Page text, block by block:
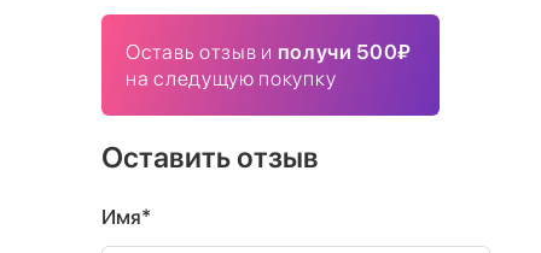
Оставь отзыв и получи 500₽
на следущую покупку
Оставить отзыв
Имя*